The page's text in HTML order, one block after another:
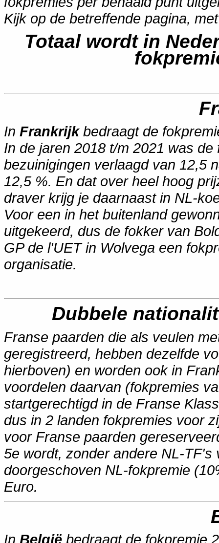
Kijk op de betreffende pagina,
Totaal wordt in
In Frankrijk bedraagt de
In de jaren 2018 t/m 2021 was
bezuinigingen verlaagd van 12,5
12,5 %. En dat over heel hoog
draver krijg je daarnaast in NL-
Voor een in het buitenland
uitgekeerd, dus de fokker van
GP de l'UET in Wolvega een
organisatie.
Dubbele
Franse paarden die als veulen
geregistreerd, hebben dezelfde
hierboven) en worden ook in
voordelen daarvan (fokpremies
startgerechtigd in de Franse
dus in 2 landen fokpremies voor
voor Franse paarden
5e wordt, zonder andere NL-
doorgeschoven NL-fokpremie
Euro.
In België bedraagt de fokpremie